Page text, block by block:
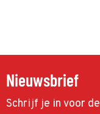
Nieuwsbrief
Schrijf je in voor